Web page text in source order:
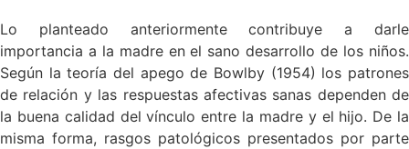
Lo planteado anteriormente contribuye a darle
importancia a la madre en el sano desarrollo de los niños.
Según la teoría del apego de Bowlby (1954) los patrones
de relación y las respuestas afectivas sanas dependen de
la buena calidad del vínculo entre la madre y el hijo. De la
misma forma, rasgos patológicos presentados por parte